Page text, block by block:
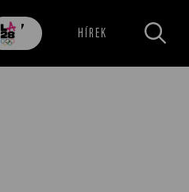
707
nap HÍREK